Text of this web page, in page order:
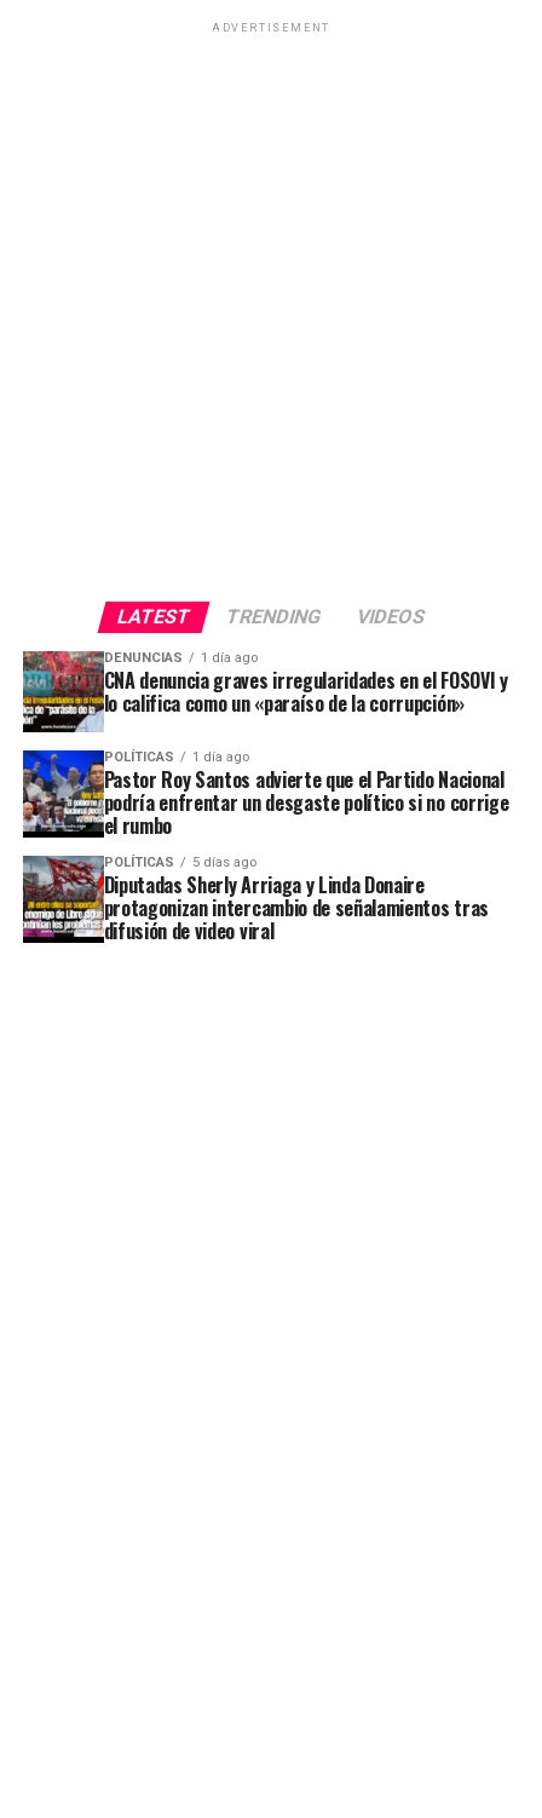
ADVERTISEMENT
LATEST TRENDING VIDEOS
DENUNCIAS 1 día ago
CNA denuncia graves irregularidades en el FOSOVI y
lo califica como un «paraíso de la corrupción»
POLÍTICAS 1 día ago
Pastor Roy Santos advierte que el Partido Nacional
podría enfrentar un desgaste político si no corrige
el rumbo
POLÍTICAS 5 días ago
Diputadas Sherly Arriaga y Linda Donaire
protagonizan intercambio de señalamientos tras
difusión de video viral